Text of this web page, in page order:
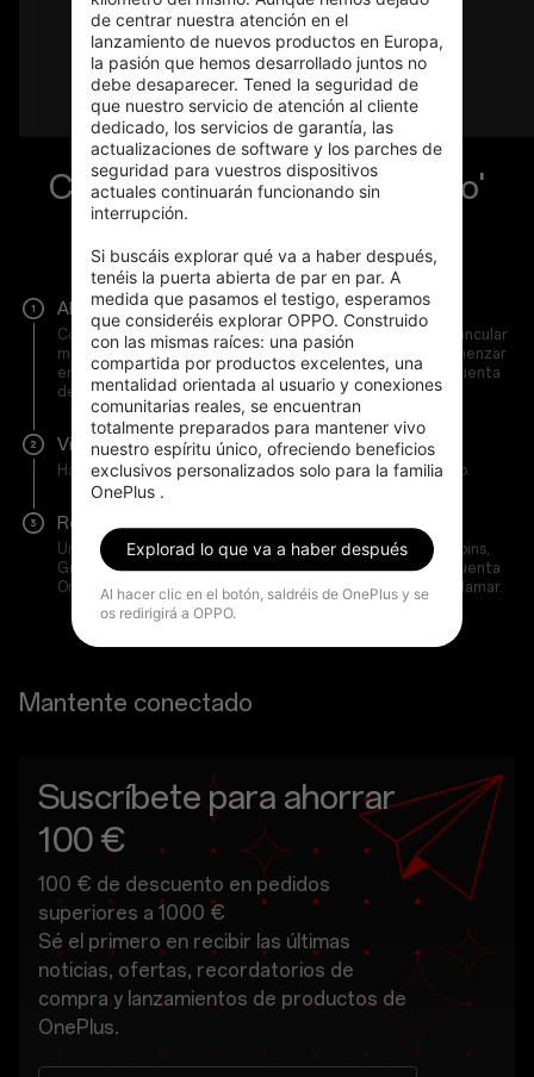
Cómo 'Vincular mi dispositivo'
Vincular dispositivo ahora
Abre la aplicación OnePlus Store
Comienza en la aplicación OnePlus Store >> Servicio >> Vincular
mi dispositivo. Para el OnePlus 10 Pro, también puedes comenzar
en ajustes >> Vincular dispositivo >> Iniciar sesión en tu cuenta
de OnePlus.
Vincula tu dispositivo
Haz clic en 'Vincular dispositivo' para vincular tu dispositivo.
Reclamar los beneficios
Una vez vinculado el dispositivo correctamente, los RedCoins,
Growth Values y el cupón de descuento se emitirán a la cuenta
OnePlus conectada o se desbloquearán para poderlos reclamar.
Mantente conectado
Suscríbete para ahorrar
100 €
100 € de descuento en pedidos
superiores a 1000 €
Sé el primero en recibir las últimas
noticias, ofertas, recordatorios de
compra y lanzamientos de productos de
OnePlus.
de centrar nuestra atención en el
lanzamiento de nuevos productos en Europa,
la pasión que hemos desarrollado juntos no
debe desaparecer. Tened la seguridad de
que nuestro servicio de atención al cliente
dedicado, los servicios de garantía, las
actualizaciones de software y los parches de
seguridad para vuestros dispositivos
actuales continuarán funcionando sin
interrupción.
Si buscáis explorar qué va a haber después,
tenéis la puerta abierta de par en par. A
medida que pasamos el testigo, esperamos
que consideréis explorar OPPO. Construido
con las mismas raíces: una pasión
compartida por productos excelentes, una
mentalidad orientada al usuario y conexiones
comunitarias reales, se encuentran
totalmente preparados para mantener vivo
nuestro espíritu único, ofreciendo beneficios
exclusivos personalizados solo para la familia
OnePlus .
Explorad lo que va a haber después
Al hacer clic en el botón, saldréis de OnePlus y se
os redirigirá a OPPO.